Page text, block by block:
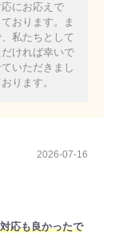
にお応えで
おります。ま
私たちとして
ければ幸いで
いただきまし
ります。
2026-07-16
応も良かったで